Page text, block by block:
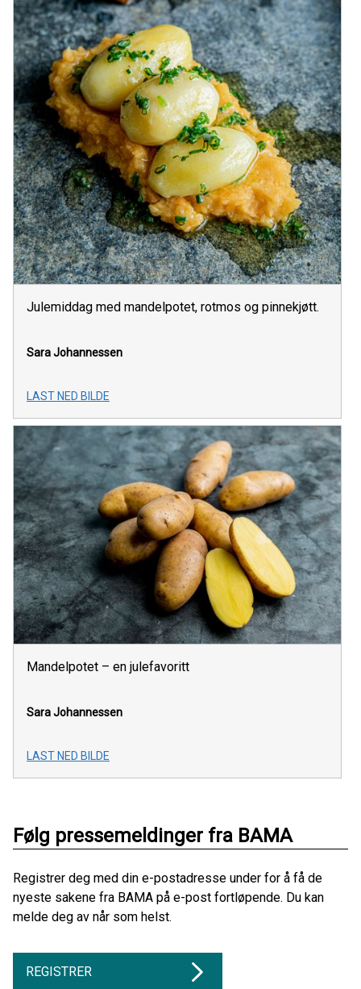
Julemiddag med mandelpotet, rotmos og pinnekjøtt.
Sara Johannessen
LAST NED BILDE
Mandelpotet – en julefavoritt
Sara Johannessen
LAST NED BILDE
Følg pressemeldinger fra BAMA
Registrer deg med din e-postadresse under for å få de
nyeste sakene fra BAMA på e-post fortløpende. Du kan
melde deg av når som helst.
REGISTRER